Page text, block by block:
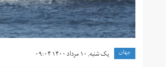
جهان یک شنبه, ۱۰ مرداد ۱۴۰۰ ۰۹:۰۴